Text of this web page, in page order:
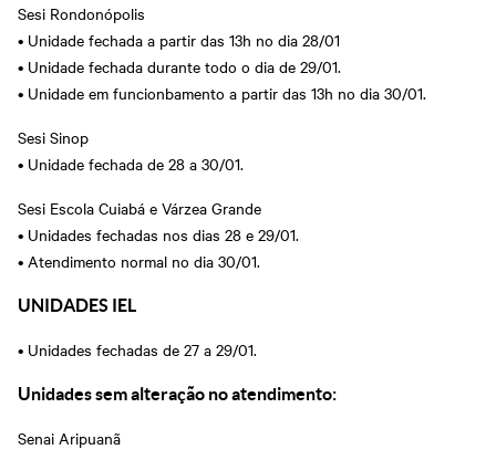
Sesi Rondonópolis
• Unidade fechada a partir das 13h no dia 28/01
• Unidade fechada durante todo o dia de 29/01.
• Unidade em funcionbamento a partir das 13h no dia 30/01.
Sesi Sinop
• Unidade fechada de 28 a 30/01.
Sesi Escola Cuiabá e Várzea Grande
• Unidades fechadas nos dias 28 e 29/01.
• Atendimento normal no dia 30/01.
UNIDADES IEL
• Unidades fechadas de 27 a 29/01.
Unidades sem alteração no atendimento:
Senai Aripuanã